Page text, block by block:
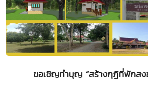
ขอเชิญทำบุญ “สร้างกุฏิที่พักส